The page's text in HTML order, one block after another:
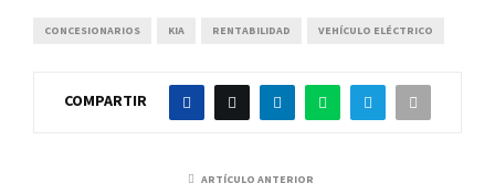
CONCESIONARIOS KIA RENTABILIDAD VEHÍCULO ELÉCTRICO
COMPARTIR
ARTÍCULO ANTERIOR